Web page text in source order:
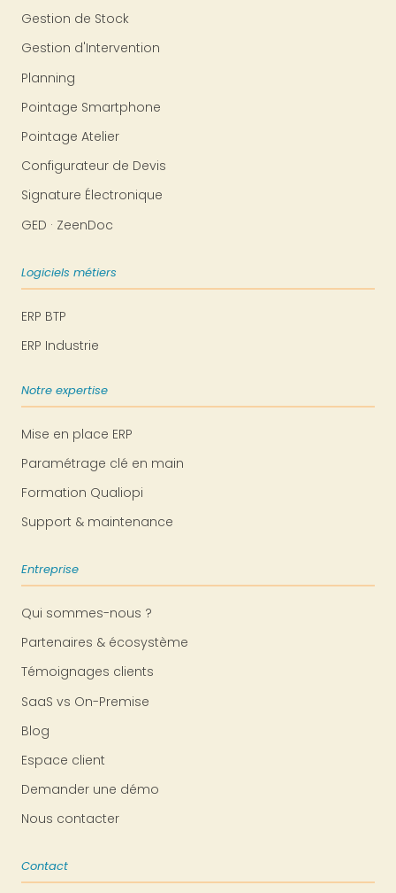
Gestion de Stock
Gestion d'Intervention
Planning
Pointage Smartphone
Pointage Atelier
Configurateur de Devis
Signature Électronique
GED · ZeenDoc
Logiciels métiers
ERP BTP
ERP Industrie
Notre expertise
Mise en place ERP
Paramétrage clé en main
Formation Qualiopi
Support & maintenance
Entreprise
Qui sommes-nous ?
Partenaires & écosystème
Témoignages clients
SaaS vs On-Premise
Blog
Espace client
Demander une démo
Nous contacter
Contact